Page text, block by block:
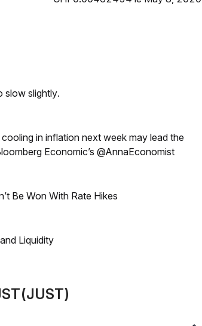
slow slightly.
in inflation next week may lead the
Economic’s @AnnaEconomist
Be Won With Rate Hikes
Liquidity